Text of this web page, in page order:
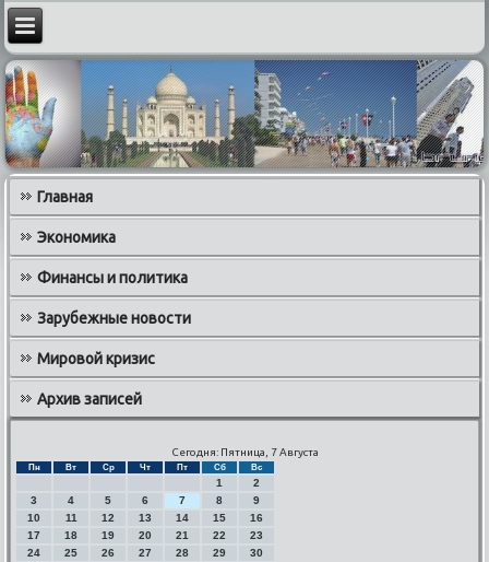
Главная
Экономика
Финансы и политика
Зарубежные новости
Мировой кризис
Архив записей
Сегодня: Пятница, 7 Августа
Пн Вт Ср Чт Пт Сб Вс
1
2
3
4 5 6 7 8
9
10
11 12 13 14 15
16
17
18 19 20 21 22
23
24
25 26 27 28 29
30